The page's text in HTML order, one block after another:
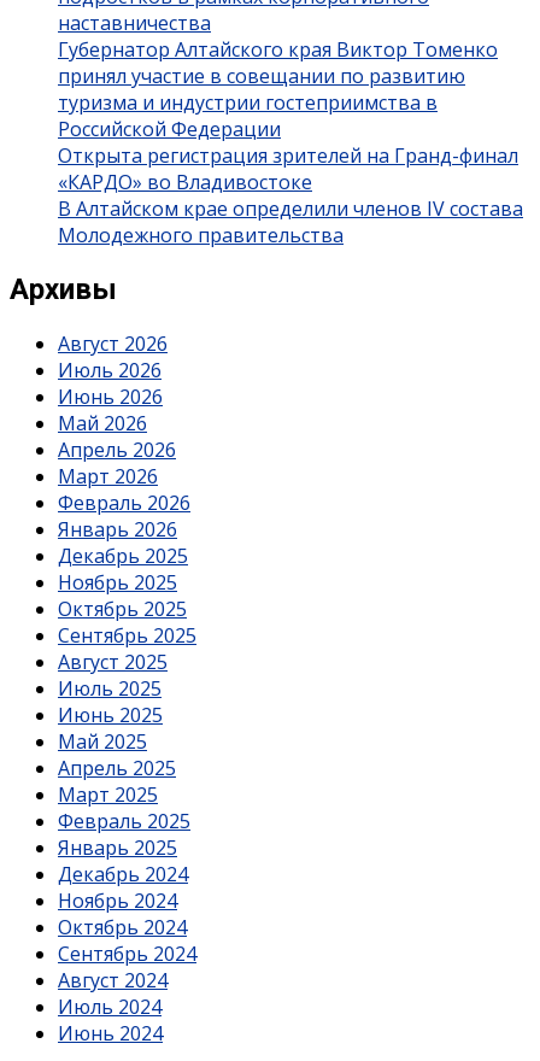
наставничества
Губернатор Алтайского края Виктор Томенко
принял участие в совещании по развитию
туризма и индустрии гостеприимства в
Российской Федерации
Открыта регистрация зрителей на Гранд-финал
«КАРДО» во Владивостоке
В Алтайском крае определили членов IV состава
Молодежного правительства
Архивы
Август 2026
Июль 2026
Июнь 2026
Май 2026
Апрель 2026
Март 2026
Февраль 2026
Январь 2026
Декабрь 2025
Ноябрь 2025
Октябрь 2025
Сентябрь 2025
Август 2025
Июль 2025
Июнь 2025
Май 2025
Апрель 2025
Март 2025
Февраль 2025
Январь 2025
Декабрь 2024
Ноябрь 2024
Октябрь 2024
Сентябрь 2024
Август 2024
Июль 2024
Июнь 2024